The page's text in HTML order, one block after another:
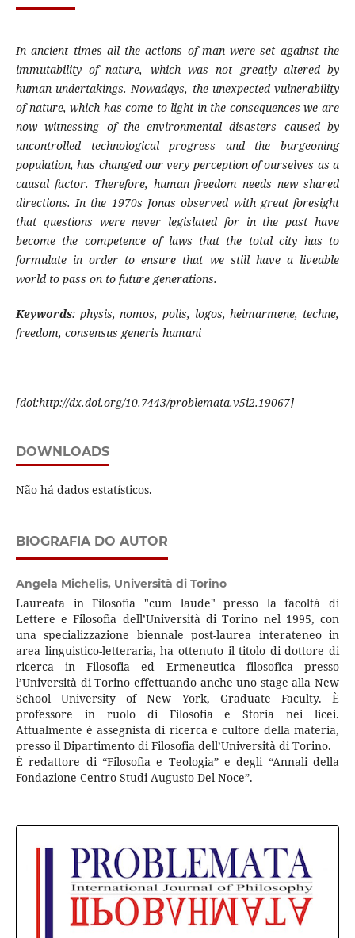
In ancient times all the actions of man were set against the
immutability of nature, which was not greatly altered by
human undertakings. Nowadays, the unexpected vulnerability
of nature, which has come to light in the consequences we are
now witnessing of the environmental disasters caused by
uncontrolled technological progress and the burgeoning
population, has changed our very perception of ourselves as a
causal factor. Therefore, human freedom needs new shared
directions. In the 1970s Jonas observed with great foresight
that questions were never legislated for in the past have
become the competence of laws that the total city has to
formulate in order to ensure that we still have a liveable
world to pass on to future generations.
Keywords: physis, nomos, polis, logos, heimarmene, techne,
freedom, consensus generis humani
[doi:http://dx.doi.org/10.7443/problemata.v5i2.19067]
DOWNLOADS
Não há dados estatísticos.
BIOGRAFIA DO AUTOR
Angela Michelis, Università di Torino
Laureata in Filosofia "cum laude" presso la facoltà di
Lettere e Filosofia dell’Università di Torino nel 1995, con
una specializzazione biennale post-laurea interateneo in
area linguistico-letteraria, ha ottenuto il titolo di dottore di
ricerca in Filosofia ed Ermeneutica filosofica presso
l’Università di Torino effettuando anche uno stage alla New
School University of New York, Graduate Faculty. È
professore in ruolo di Filosofia e Storia nei licei.
Attualmente è assegnista di ricerca e cultore della materia,
presso il Dipartimento di Filosofia dell’Università di Torino.
È redattore di “Filosofia e Teologia” e degli “Annali della
Fondazione Centro Studi Augusto Del Noce”.